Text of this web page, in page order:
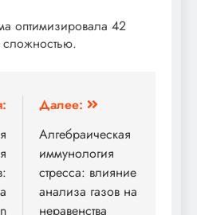
оптимизировала 42
Далее:
Алгебраическая
иммунология
стресса: влияние
анализа газов на
неравенства